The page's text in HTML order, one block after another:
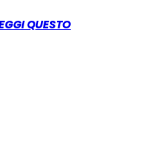
QUESTO